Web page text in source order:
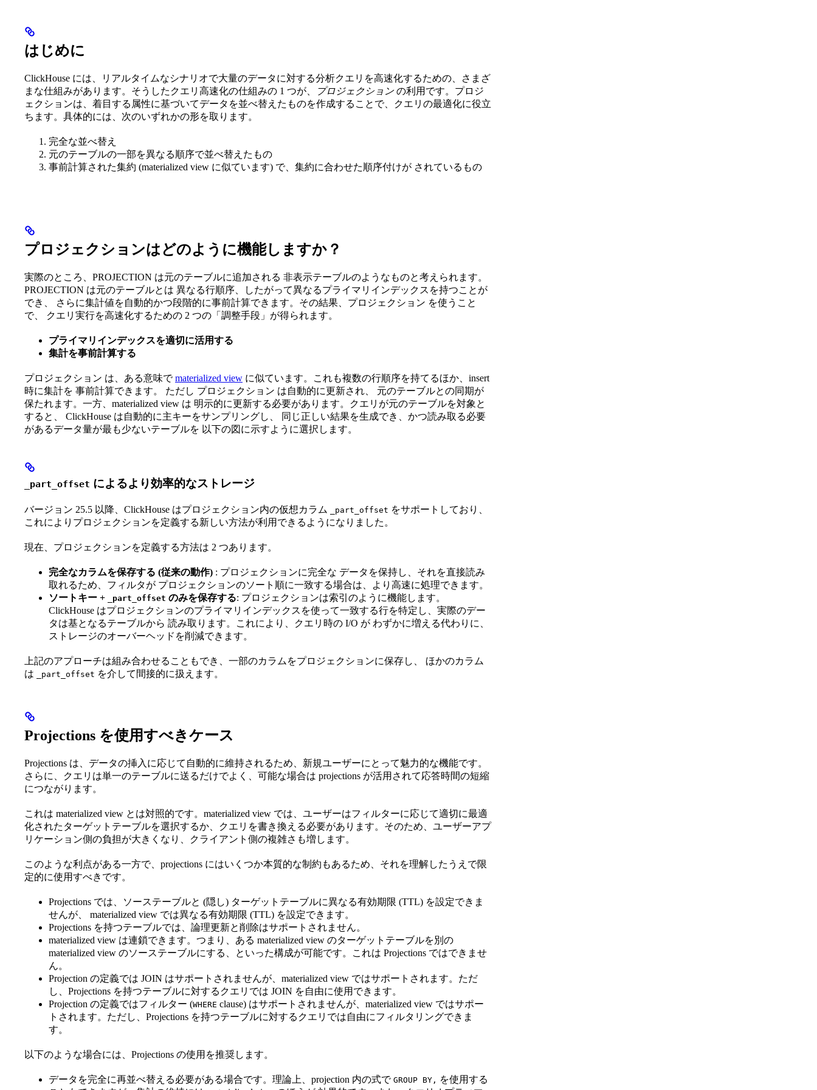
はじめに
ClickHouse には、リアルタイムなシナリオで大量のデータに対する分析クエリを高速化するための、さまざ
まな仕組みがあります。そうしたクエリ高速化の仕組みの 1 つが、
プロジェクションの利用です。プロジ
ェクションは、着目する属性に基づいてデータを並べ替えたものを作成することで、クエリの最適化に役立
ちます。具体的には、次のいずれかの形を取ります。
完全な並べ替え
元のテーブルの一部を異なる順序で並べ替えたもの
事前計算された集約 (materialized view に似ています) で、集約に合わせた順序付けが されているもの
プロジェクションはどのように機能しますか？
実際のところ、PROJECTION は元のテーブルに追加される 非表示テーブルのようなものと考えられます。
PROJECTION は元のテーブルとは 異なる行順序、したがって異なるプライマリインデックスを持つことが
でき、 さらに集計値を自動的かつ段階的に事前計算できます。その結果、プロジェクション を使うこと
で、 クエリ実行を高速化するための 2 つの「調整手段」が得られます。
プライマリインデックスを適切に活用する
集計を事前計算する
プロジェクション は、ある意味でmaterialized view に似ています。これも複数の行順序を持てるほか、insert
時に集計を 事前計算できます。 ただし プロジェクション は自動的に更新され、 元のテーブルとの同期が
保たれます。一方、materialized view は 明示的に更新する必要があります。クエリが元のテーブルを対象と
すると、 ClickHouse は自動的に主キーをサンプリングし、 同じ正しい結果を生成でき、かつ読み取る必要
があるデータ量が最も少ないテーブルを 以下の図に示すように選択します。
_part_offset によるより効率的なストレージ
バージョン 25.5 以降、ClickHouse はプロジェクション内の仮想カラム _part_offset をサポートしており、
これによりプロジェクションを定義する新しい方法が利用できるようになりました。
現在、プロジェクションを定義する方法は 2 つあります。
完全なカラムを保存する (従来の動作) : プロジェクションに完全な データを保持し、それを直接読み
取れるため、フィルタが プロジェクションのソート順に一致する場合は、より高速に処理できます。
ソートキー +
_part_offset のみを保存する: プロジェクションは索引のように機能します。
ClickHouse はプロジェクションのプライマリインデックスを使って一致する行を特定し、実際のデー
タは基となるテーブルから 読み取ります。これにより、クエリ時の I/O が わずかに増える代わりに、
ストレージのオーバーヘッドを削減できます。
上記のアプローチは組み合わせることもでき、一部のカラムをプロジェクションに保存し、 ほかのカラム
は
_part_offset を介して間接的に扱えます。
Projections を使用すべきケース
Projections は、データの挿入に応じて自動的に維持されるため、新規ユーザーにとって魅力的な機能です。
さらに、クエリは単一のテーブルに送るだけでよく、可能な場合は projections が活用されて応答時間の短縮
につながります。
これは materialized view とは対照的です。materialized view では、ユーザーはフィルターに応じて適切に最適
化されたターゲットテーブルを選択するか、クエリを書き換える必要があります。そのため、ユーザーアプ
リケーション側の負担が大きくなり、クライアント側の複雑さも増します。
このような利点がある一方で、projections にはいくつか本質的な制約もあるため、それを理解したうえで限
定的に使用すべきです。
Projections では、ソーステーブルと (隠し) ターゲットテーブルに異なる有効期限 (TTL) を設定できま
せんが、 materialized view では異なる有効期限 (TTL) を設定できます。
Projections を持つテーブルでは、論理更新と削除はサポートされません。
materialized view は連鎖できます。つまり、ある materialized view のターゲットテーブルを別の
materialized view のソーステーブルにする、といった構成が可能です。これは Projections ではできませ
ん。
Projection の定義では JOIN はサポートされませんが、materialized view ではサポートされます。ただ
し、Projections を持つテーブルに対するクエリでは JOIN を自由に使用できます。
Projection の定義ではフィルター (WHERE clause) はサポートされませんが、materialized view ではサポー
トされます。ただし、Projections を持つテーブルに対するクエリでは自由にフィルタリングできま
す。
以下のような場合には、Projections の使用を推奨します。
データを完全に再並べ替える必要がある場合です。理論上、projection 内の式で GROUP BY, を使用する